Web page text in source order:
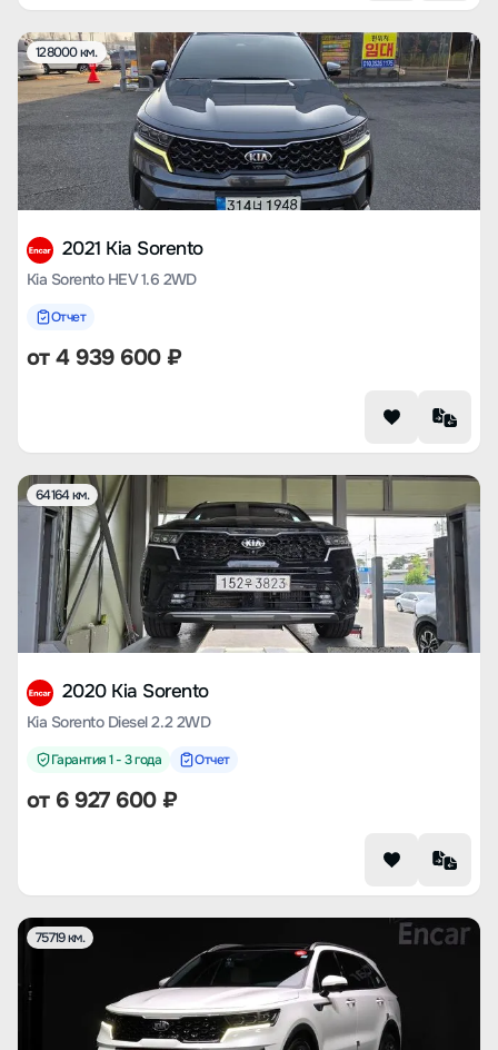
128000 км.
2021 Kia Sorento
Kia Sorento HEV 1.6 2WD
Отчет
от4 939 600₽
64164 км.
2020 Kia Sorento
Kia Sorento Diesel 2.2 2WD
Гарантия 1 - 3 года Отчет
от 6 927 600₽
75719 км.